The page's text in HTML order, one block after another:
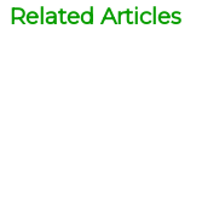
Related Articles